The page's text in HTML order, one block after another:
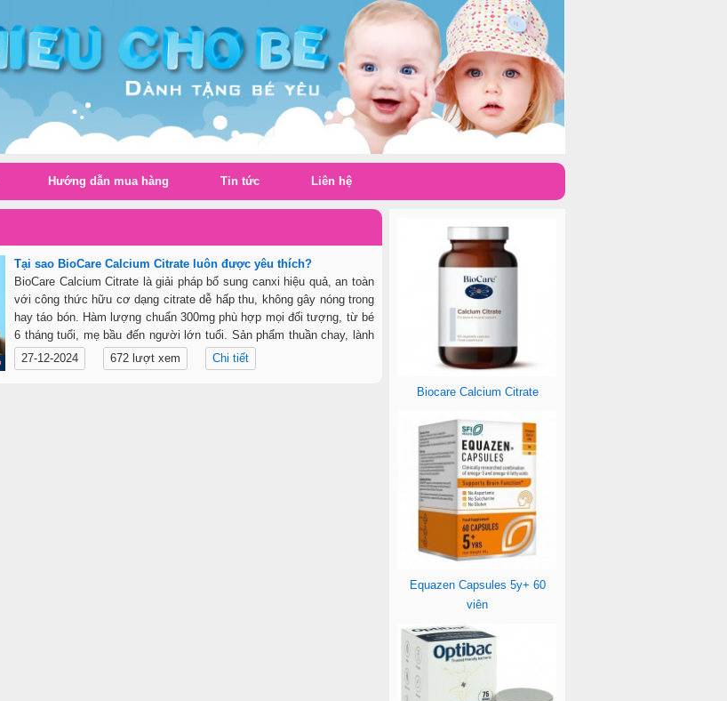
Tại sao BioCare Calcium Citrate luôn được yêu thích?
BioCare Calcium Citrate là giải pháp bổ sung canxi hiệu quả, an toàn
với công thức hữu cơ dạng citrate dễ hấp thu, không gây nóng trong
hay táo bón. Hàm lượng chuẩn 300mg phù hợp mọi đối tượng, từ bé
6 tháng tuổi, mẹ bầu đến người lớn tuổi. Sản phẩm thuần chay, lành
tính, xuất xứ Anh Quốc, uy tín hàng đầu.
27-12-2024 672 lượt xem Chi tiết
Biocare Calcium Citrate
Equazen Capsules 5y+ 60
viên
Hướng dẫn mua hàng Tin tức Liên hệ